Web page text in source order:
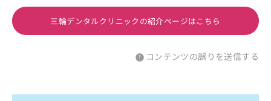
三輪デンタルクリニックの紹介ページはこちら
コンテンツの誤りを送信する